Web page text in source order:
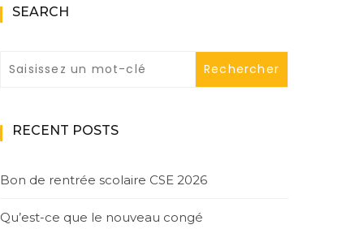
SEARCH
RECENT POSTS
Bon de rentrée scolaire CSE 2026
Qu’est-ce que le nouveau congé